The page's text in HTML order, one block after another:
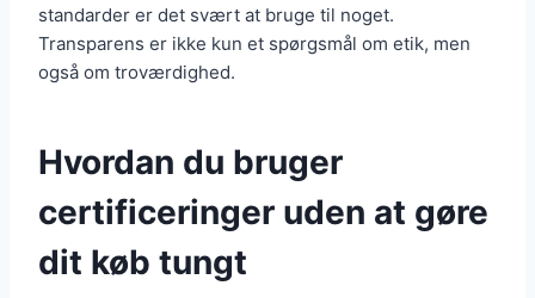
standarder er det svært at bruge til noget.
Transparens er ikke kun et spørgsmål om etik, men
også om troværdighed.
Hvordan du bruger
certificeringer uden at gøre
dit køb tungt